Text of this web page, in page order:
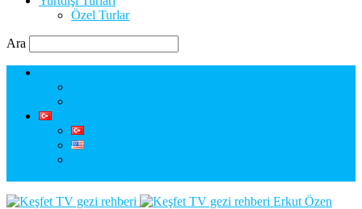
Özel Turlar
Ara
Erkut Özen